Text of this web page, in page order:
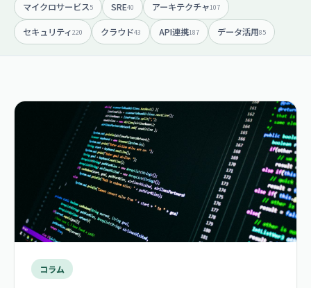
マイクロサービス5 SRE40 アーキテクチャ107
セキュリティ220 クラウド43 API連携187 データ活用85
コラム